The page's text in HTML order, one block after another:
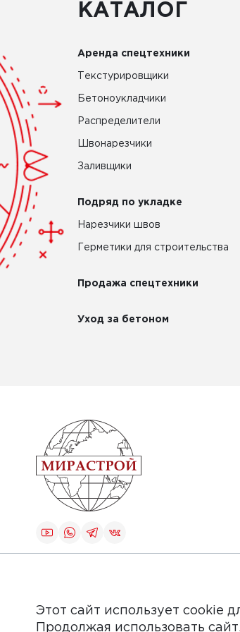
КАТАЛОГ
Аренда спецтехники
Текстурировщики
Бетоноукладчики
Распределители
Швонарезчики
Заливщики
Подряд по укладке
Нарезчики швов
Герметики для строительства
Продажа спецтехники
Уход за бетоном
Этот сайт использует cookie
Продолжая использовать